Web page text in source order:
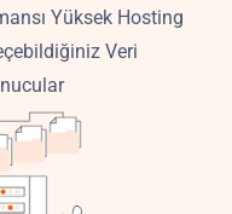
Yüksek Hosting
Veri